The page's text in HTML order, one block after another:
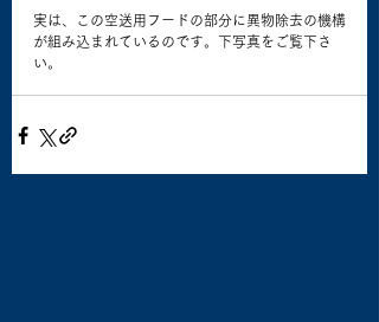
実は、この空送用フードの部分に異物除去の機構
が組み込まれているのです。下写真をご覧下さ
い。